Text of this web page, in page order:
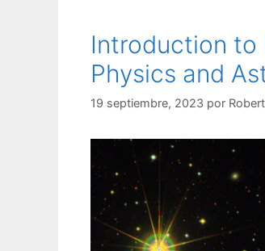
Introduction to
Physics and
19 septiembre, 2023 por